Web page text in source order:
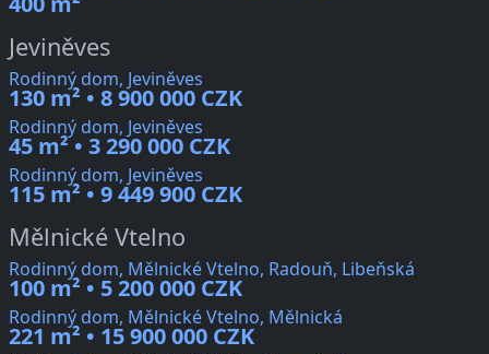
Jeviněves
Rodinný dom, Jeviněves
130 m² • 8 900 000 CZK
Rodinný dom, Jeviněves
45 m² • 3 290 000 CZK
Rodinný dom, Jeviněves
115 m² • 9 449 900 CZK
Mělnické Vtelno
Rodinný dom, Mělnické Vtelno, Radouň, Libeňská
100 m² • 5 200 000 CZK
Rodinný dom, Mělnické Vtelno, Mělnická
221 m² • 15 900 000 CZK